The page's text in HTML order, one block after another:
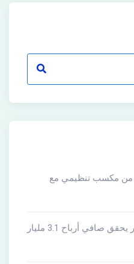
من مكسب تنظيمي مع
البنك الأهلي الكويتي – مصر يحقق صافي أرباح 3.1 مليار